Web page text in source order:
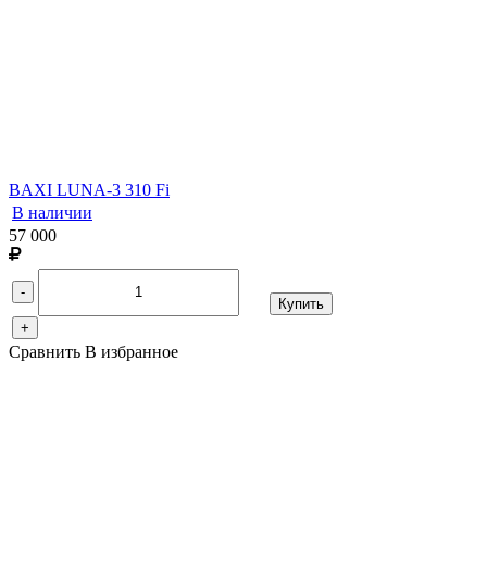
BAXI LUNA-3 310 Fi
В наличии
57 000
-
+
Купить
Сравнить В избранное